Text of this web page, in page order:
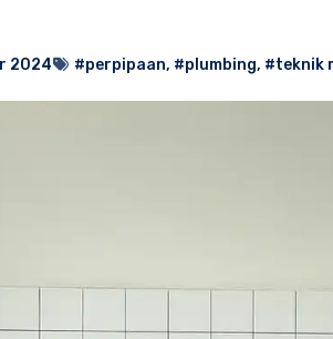
2024 #perpipaan, #plumbing, #teknik